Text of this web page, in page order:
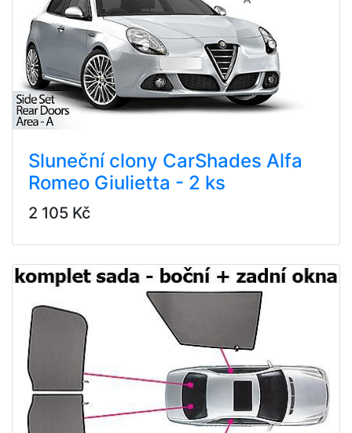
Sluneční clony CarShades Alfa
Romeo Giulietta - 2 ks
2 105 Kč